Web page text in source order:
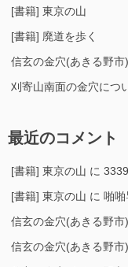
[書籍] 東京の山
[書籍] 廃道を歩く
信玄の金穴(あきる野市
刈寄山南面の金穴につ
最近のコメント
[書籍] 東京の山 に
[書籍] 東京の山 に 啪啪
信玄の金穴(あきる野市
信玄の金穴(あきる野市